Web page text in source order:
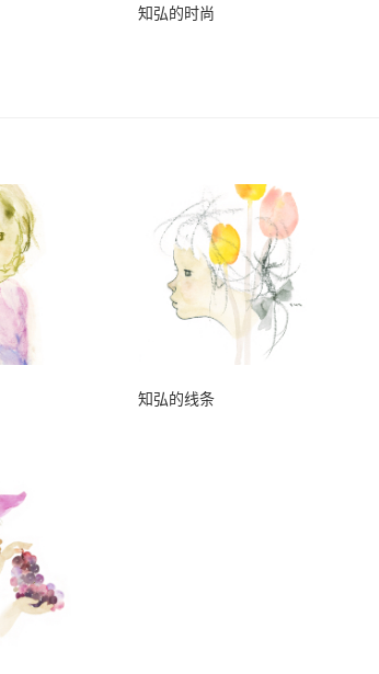
知弘的时尚
知弘的线条